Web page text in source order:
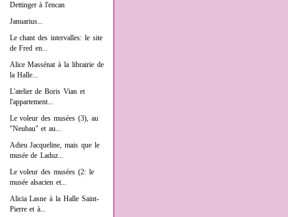
Dettinger à l'encan
Januarius...
Le chant des intervalles: le site
de Fred en...
Alice Massénat à la librairie de
la Halle...
L'atelier de Boris Vian et
l'appartement...
Le voleur des musées (3), au
"Neubau" et au...
Adieu Jacqueline, mais que le
musée de Laduz...
Le voleur des musées (2: le
musée alsacien et...
Alicia Lasne à la Halle Saint-
Pierre et à...